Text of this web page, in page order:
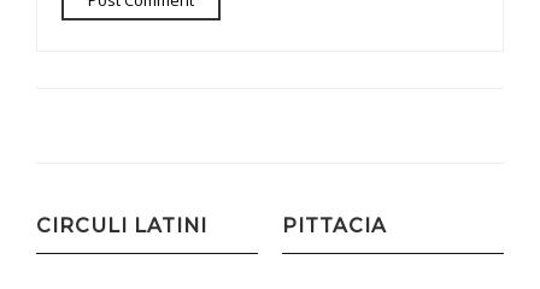
CIRCULI LATINI PITTACIA